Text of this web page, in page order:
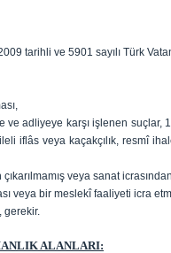
tarihli ve 5901 sayılı Türk
adliyeye karşı işlenen
iflâs veya kaçakçılık, resmî
veya sanat
veya bir meslekî faaliyeti icra
gerekir.
ALANLARI: